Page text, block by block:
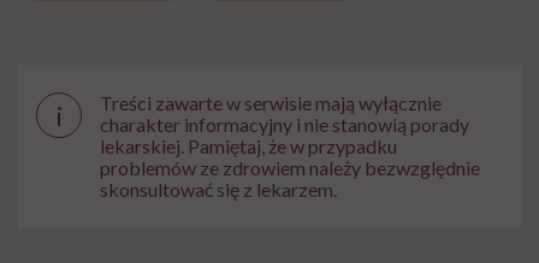
i
Treści zawarte w serwisie mają wyłącznie
charakter informacyjny i nie stanowią porady
lekarskiej. Pamiętaj, że w przypadku
problemów ze zdrowiem należy bezwzględnie
skonsultować się z lekarzem.